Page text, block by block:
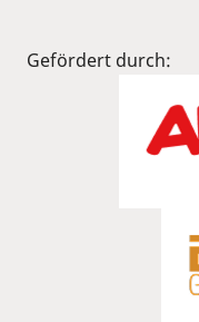
Gefördert durch: